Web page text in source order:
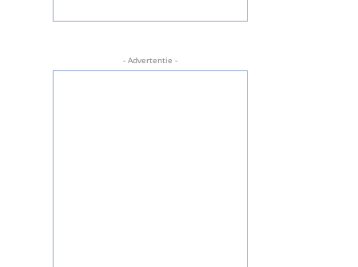
- Advertentie -